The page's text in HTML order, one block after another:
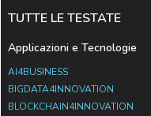
TUTTE LE TESTATE
Applicazioni e Tecnologie
AI4BUSINESS
BIGDATA4INNOVATION
BLOCKCHAIN4INNOVATION